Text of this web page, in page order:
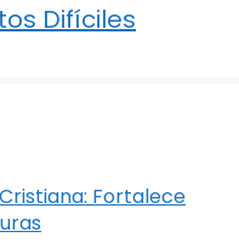
Difíciles
Fortalece